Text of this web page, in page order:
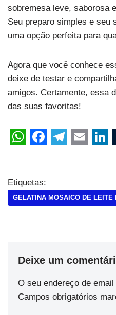
sobremesa leve, saborosa
Seu preparo simples e seu
uma opção perfeita para
Agora que você conhece
deixe de testar e
amigos. Certamente, essa
das suas favoritas!
Etiquetas:
GELATINA MOSAICO DE LEITE
Deixe um
O seu endereço de
Campos obrigatórios